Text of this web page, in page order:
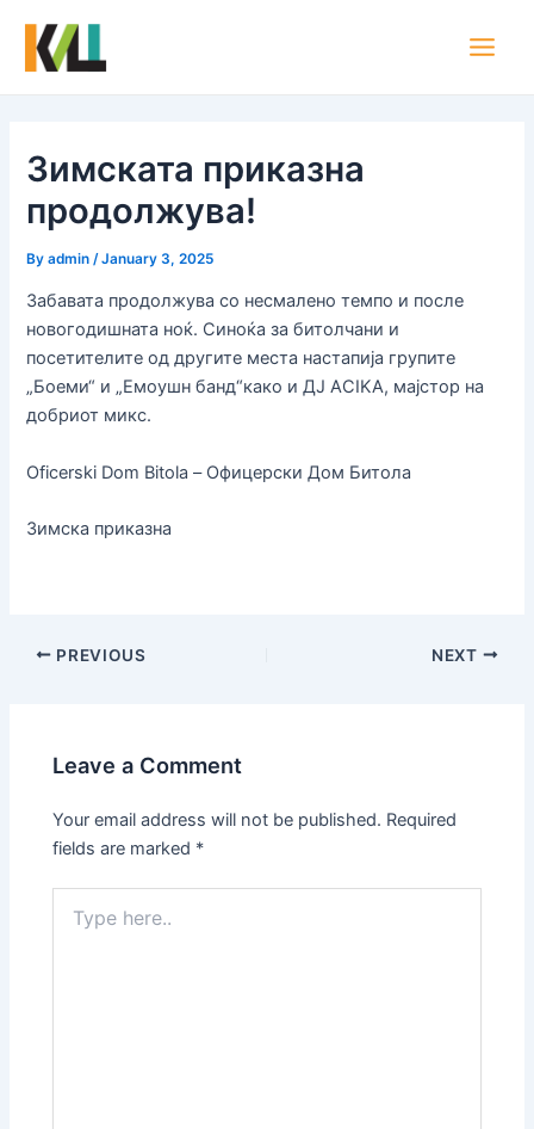
content
Зимската приказна
продолжува!
Byadmin /January 3, 2025
Забавата продолжува со несмалено темпо и после
новогодишната ноќ. Синоќа за битолчани и
посетителите од другите места настапија групите
„Боеми“ и „Емоушн банд“како и ДЈ ACIKA, мајстор на
добриот микс.
Oficerski Dom Bitola – Офицерски Дом Битола
Зимска приказна
navigation
PREVIOUS NEXT
Leave a Comment
Your email address will not be published. Required
fields are marked *
here..